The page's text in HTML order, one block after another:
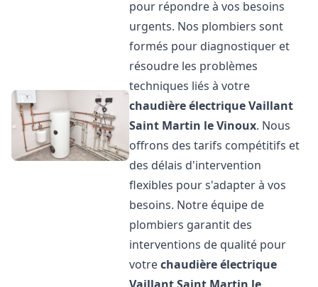
pour répondre à vos besoins
urgents. Nos plombiers sont
formés pour diagnostiquer et
résoudre les problèmes
techniques liés à votre
chaudière électrique Vaillant
Saint Martin le Vinoux. Nous
offrons des tarifs compétitifs et
des délais d'intervention
flexibles pour s'adapter à vos
besoins. Notre équipe de
plombiers garantit des
interventions de qualité pour
votrechaudière électrique